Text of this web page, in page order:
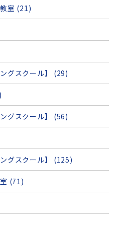
室 (21)
グスクール】 (29)
グスクール】 (56)
グスクール】 (125)
(71)